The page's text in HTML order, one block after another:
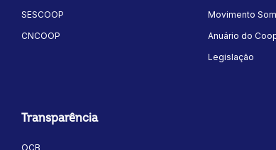
SESCOOP
CNCOOP
Movimento
Anuário do
Legislação
Transparência
OCB